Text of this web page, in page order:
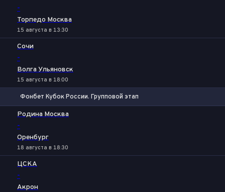
-
Торпедо Москва
15 августа в 13:30
Сочи
-
Волга Ульяновск
15 августа в 18:00
Фонбет Кубок России. Групповой этап
Родина Москва
-
Оренбург
18 августа в 18:30
ЦСКА
-
Акрон